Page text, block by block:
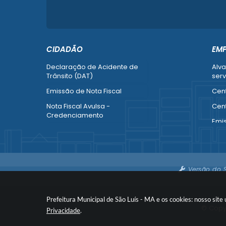
Prefeitura Municipal de São Luís - MA e os cookies: nosso
Privacidade.
CIDADÃO
Declaração de Acidente de
Trânsito (DAT)
Emissão de Nota Fiscal
Nota Fiscal Avulsa -
Credenciamento
Ver mais serviços do Cidadão
Versão do